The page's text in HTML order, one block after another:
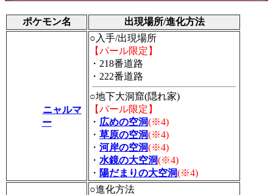
ポケモン名 出現場所/進化方法
ニャルマ
ー
○入手/出現場所
【パール限定】
・218番道路
・222番道路
○地下大洞窟(隠れ家)
【パール限定】
・ 広めの空洞(※4)
・ 草原の空洞(※4)
・ 河岸の空洞(※4)
・ 水鏡の大空洞(※4)
・ 陽だまりの大空洞(※4)
○進化方法